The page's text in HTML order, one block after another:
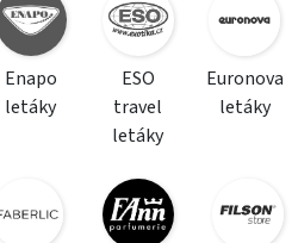
Enapo
letáky
ESO
travel
letáky
Euronova
letáky